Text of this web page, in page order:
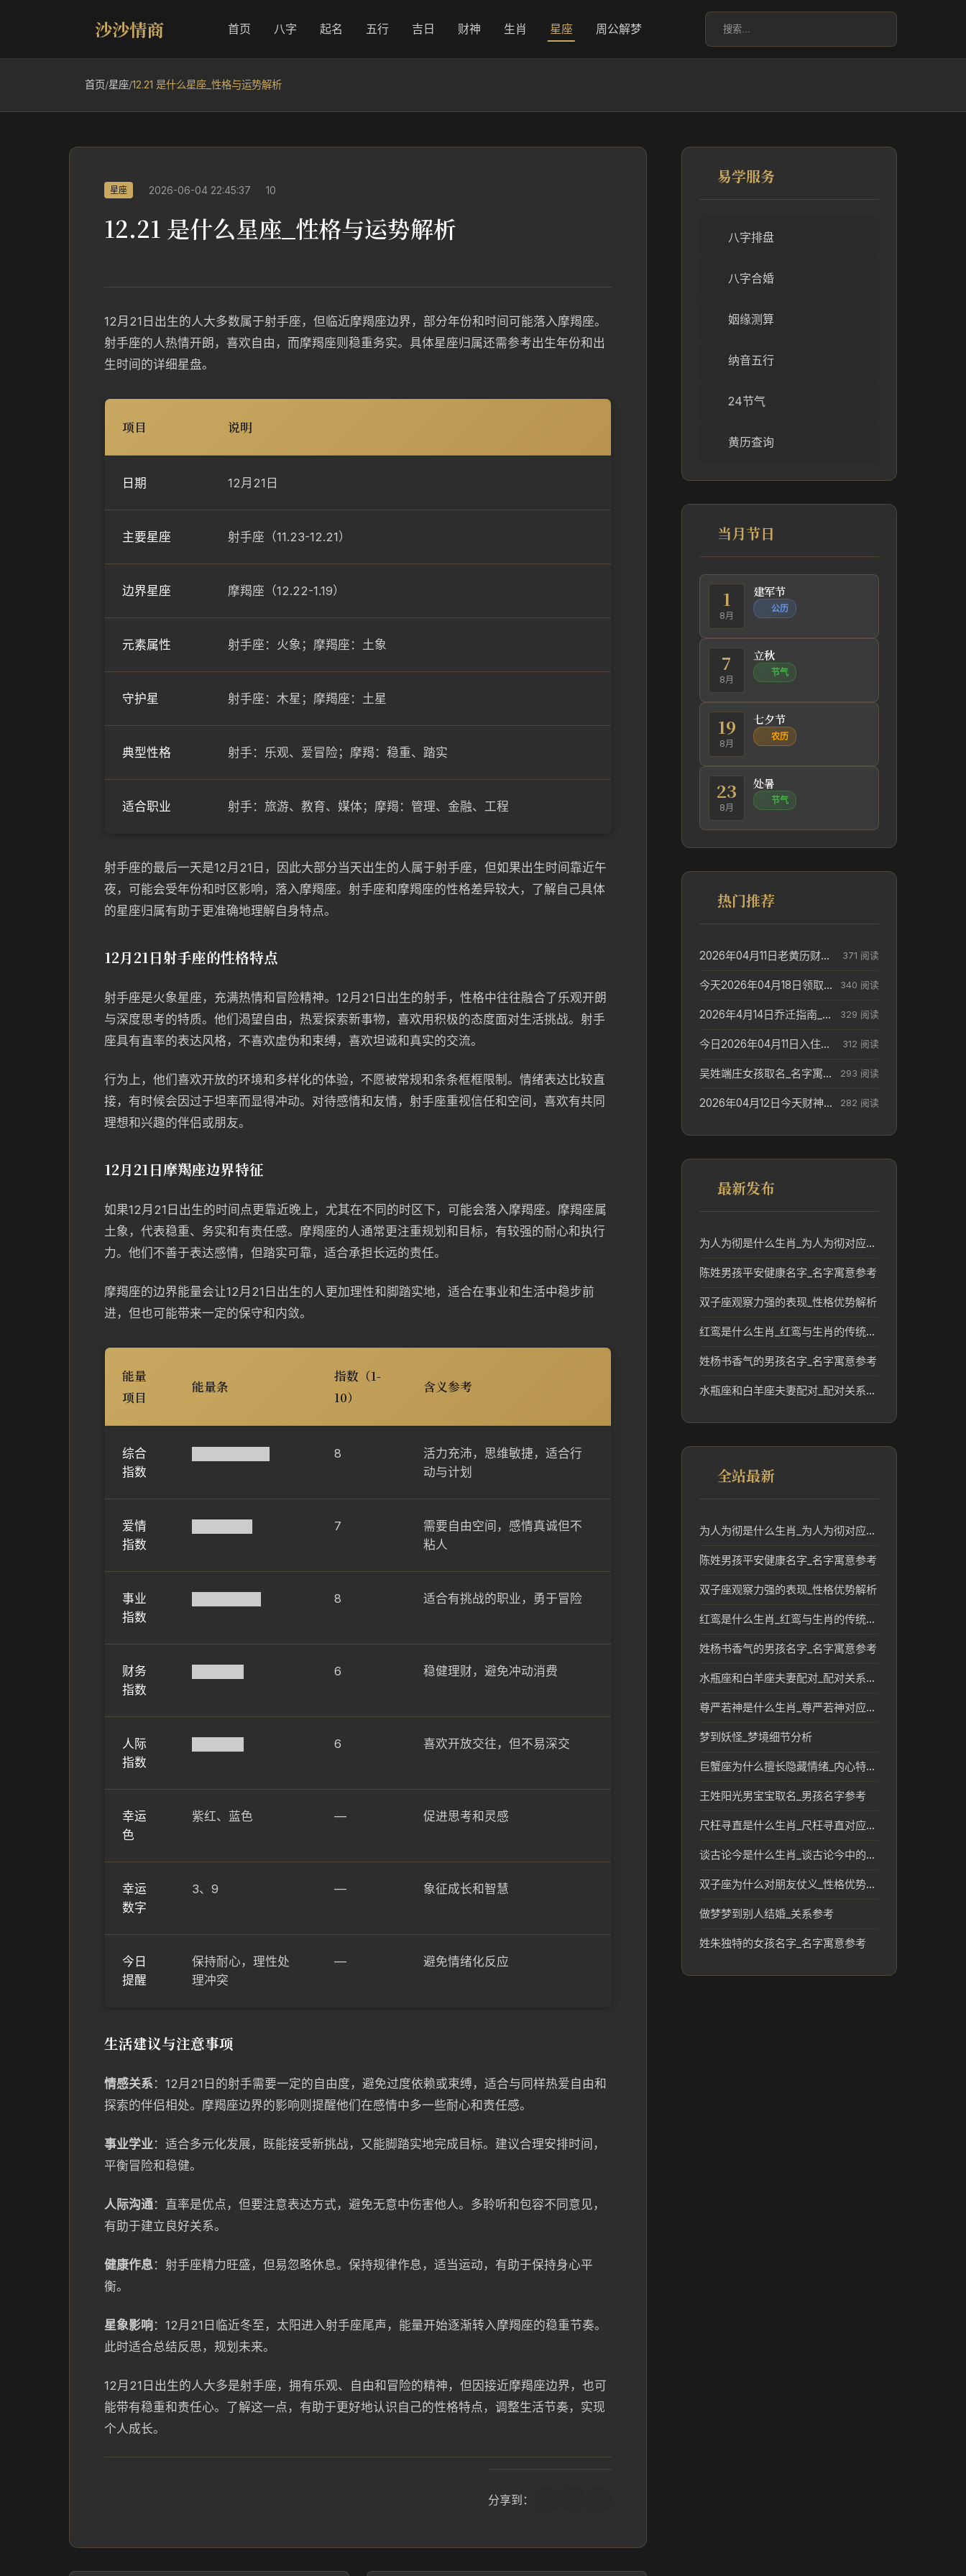
沙沙情商 首页 八字 起名 五行 吉日 财神 生肖 星座 周公解梦
首页/星座/12.21 是什么星座_性格与运势解析
星座 2026-06-04 22:45:37 10
12.21 是什么星座_性格与运势解析
12月21日出生的人大多数属于射手座，但临近摩羯座边界，部分年份和时间可能落入摩羯座。
射手座的人热情开朗，喜欢自由，而摩羯座则稳重务实。具体星座归属还需参考出生年份和出
生时间的详细星盘。
项目 说明
日期 12月21日
主要星座 射手座（11.23-12.21）
边界星座 摩羯座（12.22-1.19）
元素属性 射手座：火象；摩羯座：土象
守护星 射手座：木星；摩羯座：土星
典型性格 射手：乐观、爱冒险；摩羯：稳重、踏实
适合职业 射手：旅游、教育、媒体；摩羯：管理、金融、工程
射手座的最后一天是12月21日，因此大部分当天出生的人属于射手座，但如果出生时间靠近午
夜，可能会受年份和时区影响，落入摩羯座。射手座和摩羯座的性格差异较大，了解自己具体
的星座归属有助于更准确地理解自身特点。
12月21日射手座的性格特点
射手座是火象星座，充满热情和冒险精神。12月21日出生的射手，性格中往往融合了乐观开朗
与深度思考的特质。他们渴望自由，热爱探索新事物，喜欢用积极的态度面对生活挑战。射手
座具有直率的表达风格，不喜欢虚伪和束缚，喜欢坦诚和真实的交流。
行为上，他们喜欢开放的环境和多样化的体验，不愿被常规和条条框框限制。情绪表达比较直
接，有时候会因过于坦率而显得冲动。对待感情和友情，射手座重视信任和空间，喜欢有共同
理想和兴趣的伴侣或朋友。
12月21日摩羯座边界特征
如果12月21日出生的时间点更靠近晚上，尤其在不同的时区下，可能会落入摩羯座。摩羯座属
土象，代表稳重、务实和有责任感。摩羯座的人通常更注重规划和目标，有较强的耐心和执行
力。他们不善于表达感情，但踏实可靠，适合承担长远的责任。
摩羯座的边界能量会让12月21日出生的人更加理性和脚踏实地，适合在事业和生活中稳步前
进，但也可能带来一定的保守和内敛。
能量
项目
能量条
指数（1-
10）
含义参考
综合
指数
8
活力充沛，思维敏捷，适合行
动与计划
爱情
指数
7
需要自由空间，感情真诚但不
粘人
事业
指数
8 适合有挑战的职业，勇于冒险
财务
指数
6 稳健理财，避免冲动消费
人际
指数
6 喜欢开放交往，但不易深交
幸运
色
紫红、蓝色 — 促进思考和灵感
幸运
数字
3、9 — 象征成长和智慧
今日
提醒
保持耐心，理性处
理冲突
— 避免情绪化反应
生活建议与注意事项
情感关系：12月21日的射手需要一定的自由度，避免过度依赖或束缚，适合与同样热爱自由和
探索的伴侣相处。摩羯座边界的影响则提醒他们在感情中多一些耐心和责任感。
事业学业：适合多元化发展，既能接受新挑战，又能脚踏实地完成目标。建议合理安排时间，
平衡冒险和稳健。
人际沟通：直率是优点，但要注意表达方式，避免无意中伤害他人。多聆听和包容不同意见，
有助于建立良好关系。
健康作息：射手座精力旺盛，但易忽略休息。保持规律作息，适当运动，有助于保持身心平
衡。
星象影响 ：12月21日临近冬至，太阳进入射手座尾声，能量开始逐渐转入摩羯座的稳重节奏。
此时适合总结反思，规划未来。
12月21日出生的人大多是射手座，拥有乐观、自由和冒险的精神，但因接近摩羯座边界，也可
能带有稳重和责任心。了解这一点，有助于更好地认识自己的性格特点，调整生活节奏，实现
个人成长。
分享到：
易学服务
八字排盘
八字合婚
姻缘测算
纳音五行
24节气
黄历查询
当月节日
1
8月
建军节
公历
7
8月
立秋
节气
19
8月
七夕节
农历
23
8月
处暑
节气
热门推荐
2026年04月11日老黄历财神方位_财神方位与供奉讲究 371 阅读
今天2026年04月18日领取结婚证老黄历不适合吗_领证日期参考 340 阅读
2026年4月14日乔迁指南_搬家择日参考 329 阅读
今日2026年04月11日入住新居老黄历不适宜吗_搬家择日参考 312 阅读
吴姓端庄女孩取名_名字寓意参考 293 阅读
2026年04月12日今天财神在哪个吉位_财神方位参考 282 阅读
最新发布
为人为彻是什么生肖_为人为彻对应的生肖及文化含义解析
陈姓男孩平安健康名字_名字寓意参考
双子座观察力强的表现_性格优势解析
红鸾是什么生肖_红鸾与生肖的传统文化联系
姓杨书香气的男孩名字_名字寓意参考
水瓶座和白羊座夫妻配对_配对关系解读
全站最新
为人为彻是什么生肖_为人为彻对应的生肖及文化含义解析
陈姓男孩平安健康名字_名字寓意参考
双子座观察力强的表现_性格优势解析
红鸾是什么生肖_红鸾与生肖的传统文化联系
姓杨书香气的男孩名字_名字寓意参考
水瓶座和白羊座夫妻配对_配对关系解读
尊严若神是什么生肖_尊严若神对应生肖的传统文化解读
梦到妖怪_梦境细节分析
巨蟹座为什么擅长隐藏情绪_内心特点解析
王姓阳光男宝宝取名_男孩名字参考
尺枉寻直是什么生肖_尺枉寻直对应的生肖及文化解读
谈古论今是什么生肖_谈古论今中的生肖文化解读
双子座为什么对朋友仗义_性格优势解析
做梦梦到别人结婚_关系参考
姓朱独特的女孩名字_名字寓意参考